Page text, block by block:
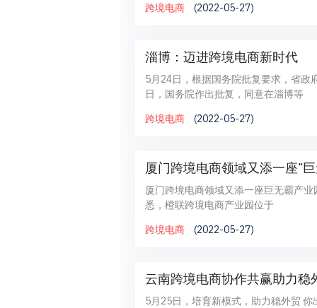
跨境电商
(2022-05-27)
淄博：迈进跨境电商新时代
5月24日，根据国务院批复要求，省政
日，国务院作出批复，同意在淄博等
跨境电商
(2022-05-27)
厦门跨境电商领域又添一座“
厦门跨境电商领域又添一座巨无霸产
悉，橙联跨境电商产业园位于
跨境电商
(2022-05-27)
云南跨境电商协作共赢助力稳
5月25日，培育新模式，助力稳外贸